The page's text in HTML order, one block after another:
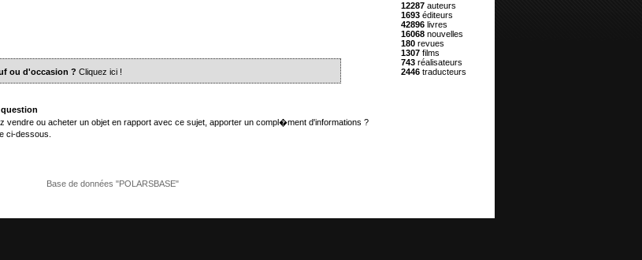
ou d'occasion ? Cliquez ici !
vendre ou acheter un objet en rapport avec ce sujet, apporter un compl�ment d'informations ?
ci-dessous.
12287 auteurs
1693 éditeurs
42896 livres
16068 nouvelles
180 revues
1307 films
743 réalisateurs
2446 traducteurs
Base de données "POLARSBASE"